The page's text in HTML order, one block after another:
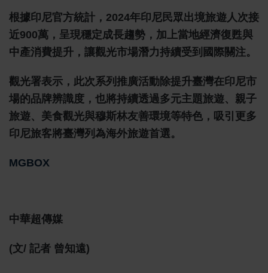
根據印尼官方統計，2024年印尼民眾出境旅遊人次接
近900萬，呈現穩定成長趨勢，加上當地經濟復甦與
中產消費提升，讓觀光市場潛力持續受到國際關注。
觀光署表示，此次系列推廣活動除提升臺灣在印尼市
場的品牌辨識度，也將持續透過多元主題旅遊、親子
旅遊、美食觀光與穆斯林友善環境等特色，吸引更多
印尼旅客將臺灣列為海外旅遊首選。
MGBOX
中華超傳媒
(文/ 記者 曾知遠)